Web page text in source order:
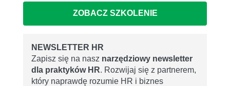
ZOBACZ SZKOLENIE
NEWSLETTER HR
Zapisz się na nasz narzędziowy newsletter
dla praktyków HR. Rozwijaj się z partnerem,
który naprawdę rozumie HR i biznes